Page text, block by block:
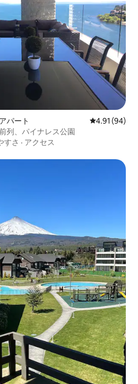
パート レビュー94
4.91 (94)
列、パイナレス公園
すさ · アクセス